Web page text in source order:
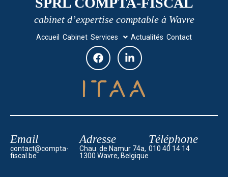
cabinet d’expertise comptable à Wavre
Accueil Cabinet Services Actualités Contact
Email
contact@compta-
fiscal.be
Adresse
Chau. de Namur 74a,
1300 Wavre, Belgique
Téléphone
010 40 14 14